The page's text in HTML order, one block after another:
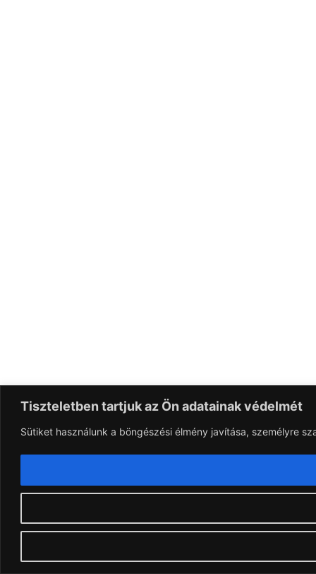
Tiszteletben tartjuk az Ön adatainak védelmét
Sütiket használunk a böngészési élmény javítása, személyre